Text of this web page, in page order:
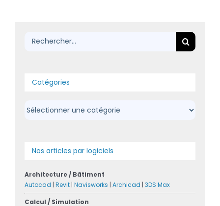
Rechercher:
Catégories
Catégories
Nos articles par logiciels
Architecture / Bâtiment
Autocad | Revit | Navisworks | Archicad | 3DS Max
Calcul / Simulation